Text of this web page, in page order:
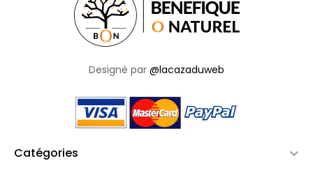
Designé par @lacazaduweb
Catégories 